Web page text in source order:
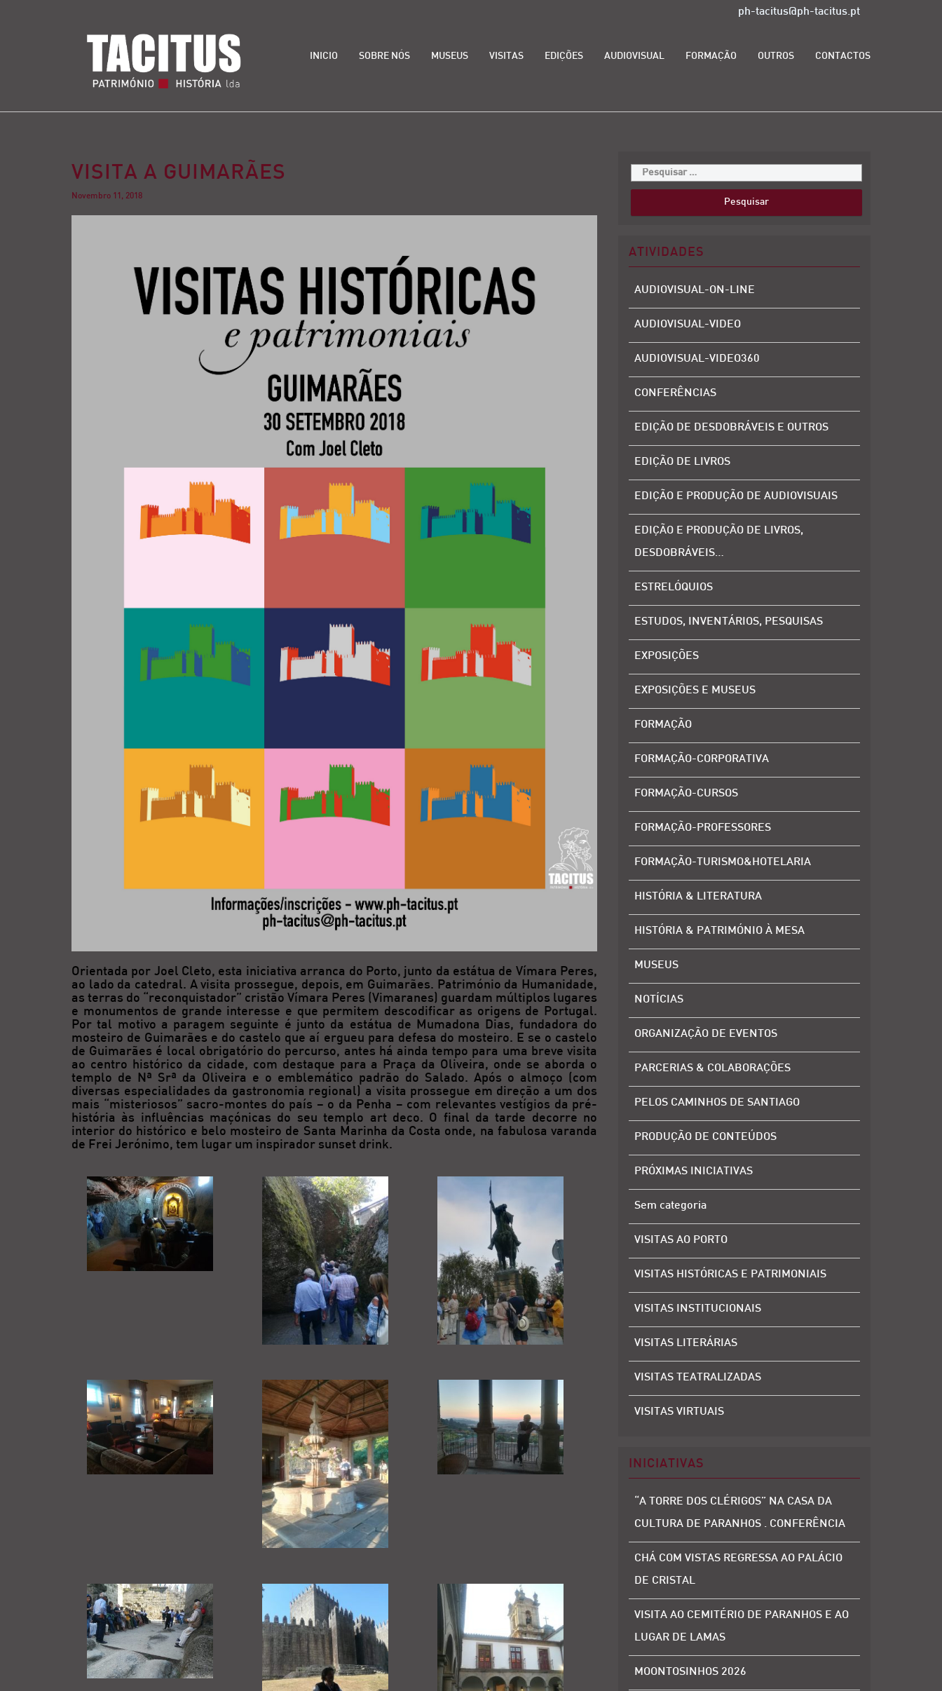
ph-tacitus@ph-tacitus.pt
INICIO SOBRE NÓS MUSEUS VISITAS EDIÇÕES AUDIOVISUAL FORMAÇÃO OUTROS CONTACTOS
VISITA A GUIMARÃES
Novembro 11, 2018
Orientada por Joel Cleto, esta iniciativa arranca do Porto, junto da estátua de Vímara Peres,
ao lado da catedral. A visita prossegue, depois, em Guimarães. Património da Humanidade,
as terras do “reconquistador” cristão Vímara Peres (Vimaranes) guardam múltiplos lugares
e monumentos de grande interesse e que permitem descodificar as origens de Portugal.
Por tal motivo a paragem seguinte é junto da estátua de Mumadona Dias, fundadora do
mosteiro de Guimarães e do castelo que aí ergueu para defesa do mosteiro. E se o castelo
de Guimarães é local obrigatório do percurso, antes há ainda tempo para uma breve visita
ao centro histórico da cidade, com destaque para a Praça da Oliveira, onde se aborda o
templo de Nª Srª da Oliveira e o emblemático padrão do Salado. Após o almoço (com
diversas especialidades da gastronomia regional) a visita prossegue em direção a um dos
mais “misteriosos” sacro-montes do país – o da Penha – com relevantes vestígios da pré-
história às influências maçónicas do seu templo art deco. O final da tarde decorre no
interior do histórico e belo mosteiro de Santa Marinha da Costa onde, na fabulosa varanda
de Frei Jerónimo, tem lugar um inspirador sunset drink.
ATIVIDADES
AUDIOVISUAL-ON-LINE
AUDIOVISUAL-VIDEO
AUDIOVISUAL-VIDEO360
CONFERÊNCIAS
EDIÇÃO DE DESDOBRÁVEIS E OUTROS
EDIÇÃO DE LIVROS
EDIÇÃO E PRODUÇÃO DE AUDIOVISUAIS
EDIÇÃO E PRODUÇÃO DE LIVROS,
DESDOBRÁVEIS…
ESTRELÓQUIOS
ESTUDOS, INVENTÁRIOS, PESQUISAS
EXPOSIÇÕES
EXPOSIÇÕES E MUSEUS
FORMAÇÃO
FORMAÇÃO-CORPORATIVA
FORMAÇÃO-CURSOS
FORMAÇÃO-PROFESSORES
FORMAÇÃO-TURISMO&HOTELARIA
HISTÓRIA & LITERATURA
HISTÓRIA & PATRIMÓNIO À MESA
MUSEUS
NOTÍCIAS
ORGANIZAÇÃO DE EVENTOS
PARCERIAS & COLABORAÇÕES
PELOS CAMINHOS DE SANTIAGO
PRODUÇÃO DE CONTEÚDOS
PRÓXIMAS INICIATIVAS
Sem categoria
VISITAS AO PORTO
VISITAS HISTÓRICAS E PATRIMONIAIS
VISITAS INSTITUCIONAIS
VISITAS LITERÁRIAS
VISITAS TEATRALIZADAS
VISITAS VIRTUAIS
INICIATIVAS
“A TORRE DOS CLÉRIGOS” NA CASA DA
CULTURA DE PARANHOS . CONFERÊNCIA
CHÁ COM VISTAS REGRESSA AO PALÁCIO
DE CRISTAL
VISITA AO CEMITÉRIO DE PARANHOS E AO
LUGAR DE LAMAS
MOONTOSINHOS 2026